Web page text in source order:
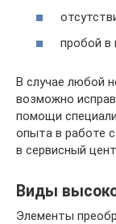
пробой в
В случае любой
возможно
помощи
опыта в работе
в сервисный
Виды
Элементы